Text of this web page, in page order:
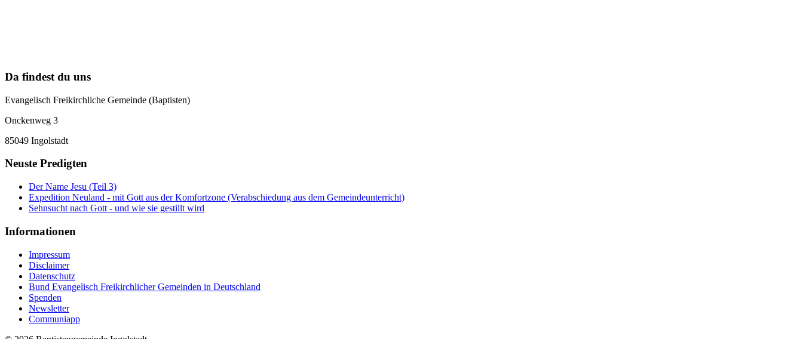
Da findest du uns
Evangelisch Freikirchliche Gemeinde (Baptisten)
Onckenweg 3
85049 Ingolstadt
Neuste Predigten
Der Name Jesu (Teil 3)
Expedition Neuland - mit Gott aus der Komfortzone (Verabschiedung aus dem Gemeindeunterricht)
Sehnsucht nach Gott - und wie sie gestillt wird
Informationen
Impressum
Disclaimer
Datenschutz
Bund Evangelisch Freikirchlicher Gemeinden in Deutschland
Spenden
Newsletter
Communiapp